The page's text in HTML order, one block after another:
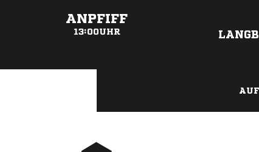
ANPFIFF
13:00UHR